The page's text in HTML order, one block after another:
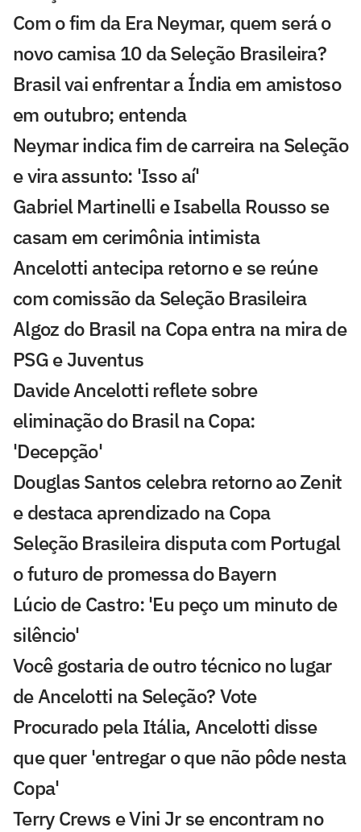
Com o fim da Era Neymar, quem será o
novo camisa 10 da Seleção Brasileira?
Brasil vai enfrentar a Índia em amistoso
em outubro; entenda
Neymar indica fim de carreira na Seleção
e vira assunto: 'Isso aí'
Gabriel Martinelli e Isabella Rousso se
casam em cerimônia intimista
Ancelotti antecipa retorno e se reúne
com comissão da Seleção Brasileira
Algoz do Brasil na Copa entra na mira de
PSG e Juventus
Davide Ancelotti reflete sobre
eliminação do Brasil na Copa:
'Decepção'
Douglas Santos celebra retorno ao Zenit
e destaca aprendizado na Copa
Seleção Brasileira disputa com Portugal
o futuro de promessa do Bayern
Lúcio de Castro: 'Eu peço um minuto de
silêncio'
Você gostaria de outro técnico no lugar
de Ancelotti na Seleção? Vote
Procurado pela Itália, Ancelotti disse
que quer 'entregar o que não pôde nesta
Copa'
Terry Crews e Vini Jr se encontram no